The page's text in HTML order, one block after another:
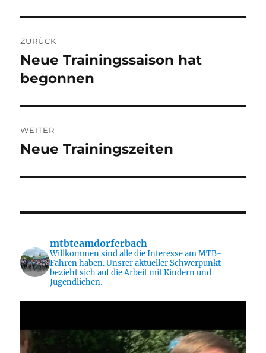
ZURÜCK
Vorheriger
Beitrag:
Neue Trainingssaison hat
begonnen
WEITER
Nächster
Neue Trainingszeiten
mtbteamdorferbach
Willkommen sind alle die Interesse am MTB-
Fahren haben. Unsrer aktueller Schwerpunkt
bezieht sich auf die Arbeit mit Kindern und
Jugendlichen.